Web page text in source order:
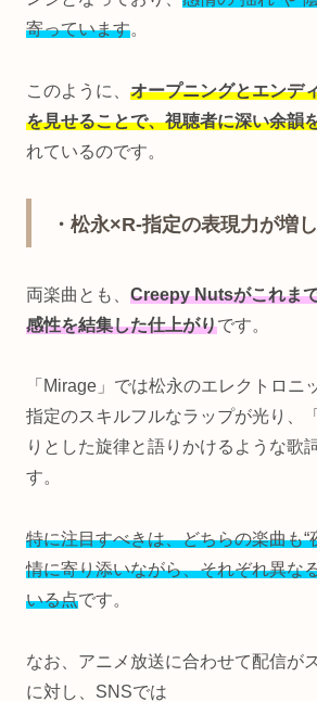
寄っています。
このように、 オープニングとエンデ
を見せることで、視聴者に深い余韻
れているのです。
・松永×R‑指定の表現力が増
両楽曲とも、 Creepy Nutsがこれま
感性を結集した仕上がりです。
「Mirage」では松永のエレクトロニ
指定のスキルフルなラップが光り、
りとした旋律と語りかけるような歌
す。
特に注目すべきは、どちらの楽曲も“
情に寄り添いながら、それぞれ異な
いる点です。
なお、アニメ放送に合わせて配信が
に対し、SNSでは